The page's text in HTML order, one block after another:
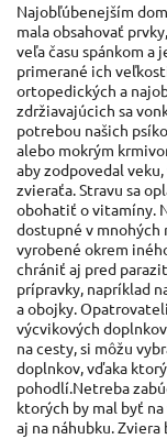
Najobľúbenejším
mala obsahovať
veľa času spánkom
primerané ich
ortopedických a
zdržiavajúcich sa
potrebou našich
alebo mokrým
aby zodpovedal
zvieraťa. Stravu sa
obohatiť o vitamíny.
dostupné v mnohých
vyrobené okrem
chrániť aj pred
prípravky, napríklad
a obojky.
výcvikových
na cesty, si môžu
doplnkov, vďaka
pohodlí.Netreba
ktorých by mal byť
aj na náhubku.